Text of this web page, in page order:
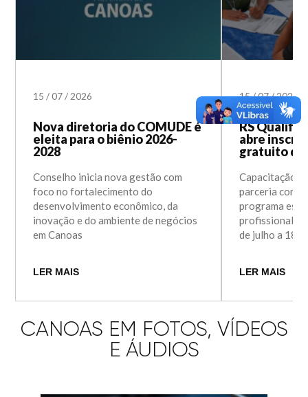
15/07/ 2026
Nova diretoria do COMUDE é
eleita para o biênio 2026-
2028
Conselho inicia nova gestão com
foco no fortalecimento do
desenvolvimento econômico, da
inovação e do ambiente de negócios
em Canoas
LER MAIS
15/07/2026
RS
abre
gratuito de
Capacitação
parceria com
programa
profissional,
de julho a 18
LER MAIS
CANOAS EM FOTOS, VÍDEOS
E ÁUDIOS